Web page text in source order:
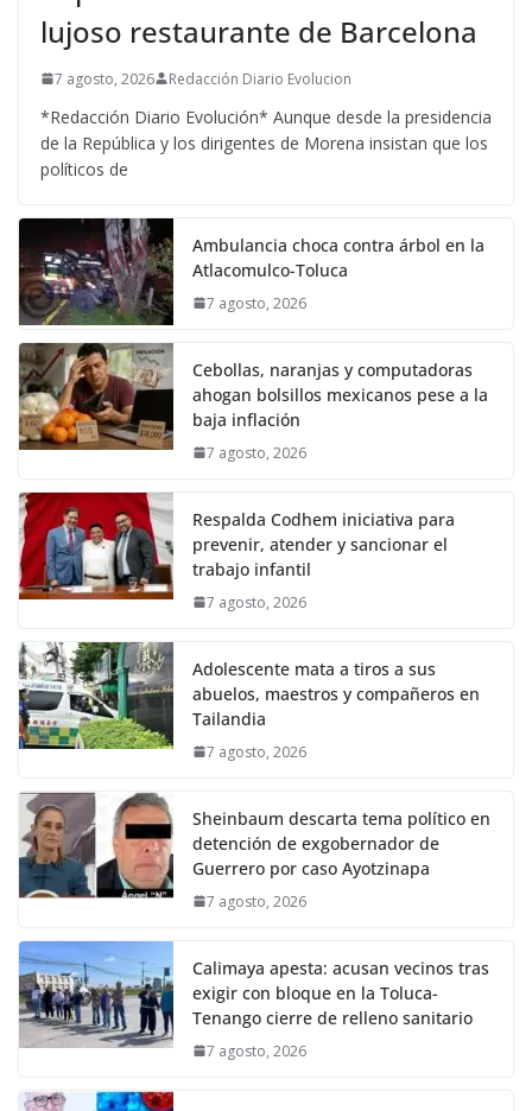
lujoso restaurante de Barcelona
7 agosto, 2026 Redacción Diario Evolucion
*Redacción Diario Evolución* Aunque desde la presidencia
de la República y los dirigentes de Morena insistan que los
políticos de
Ambulancia choca contra árbol en la
Atlacomulco-Toluca
7 agosto, 2026
Cebollas, naranjas y computadoras
ahogan bolsillos mexicanos pese a la
baja inflación
7 agosto, 2026
Respalda Codhem iniciativa para
prevenir, atender y sancionar el
trabajo infantil
7 agosto, 2026
Adolescente mata a tiros a sus
abuelos, maestros y compañeros en
Tailandia
7 agosto, 2026
Sheinbaum descarta tema político en
detención de exgobernador de
Guerrero por caso Ayotzinapa
7 agosto, 2026
Calimaya apesta: acusan vecinos tras
exigir con bloque en la Toluca-
Tenango cierre de relleno sanitario
7 agosto, 2026